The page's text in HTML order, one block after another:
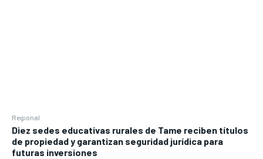
Regional
Diez sedes educativas rurales de Tame reciben títulos
de propiedad y garantizan seguridad jurídica para
futuras inversiones